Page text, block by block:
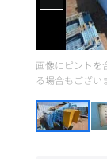
画像にピントを
る場合もござい